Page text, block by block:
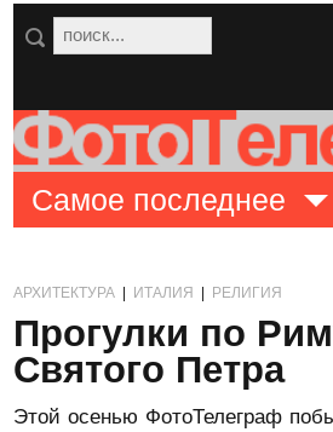
Самое последнее
АРХИТЕКТУРА ИТАЛИЯ РЕЛИГИЯ
Прогулки по
Святого Петра
Этой осенью ФотоТелеграф